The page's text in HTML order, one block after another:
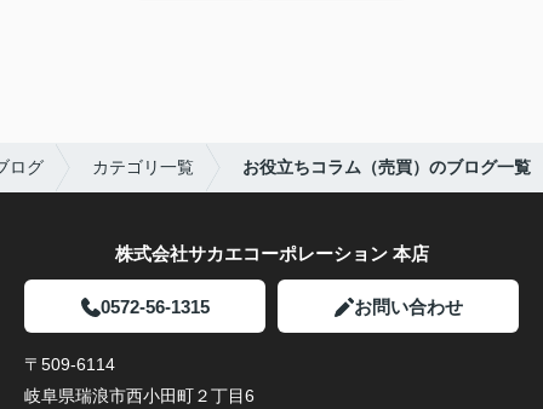
ログ カテゴリ一覧 お役立ちコラム（売買）のブログ一覧
株式会社サカエコーポレーション 本店
0572-56-1315 お問い合わせ
〒509-6114
岐阜県瑞浪市西小田町２丁目6